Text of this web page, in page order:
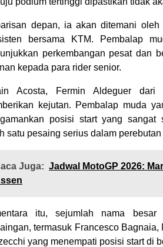
depan, ia akan ditemani
bersama KTM. Pembalap
perkembangan pesat dan
kepada para rider senior.
Acosta, Fermin Aldeguer
kejutan. Pembalap muda
posisi start yang sangat
satu pesaing serius dalam perebutan
Juga: Jadwal MotoGP 2026:
itu, sejumlah nama
termasuk Francesco
yang menempati posisi start di